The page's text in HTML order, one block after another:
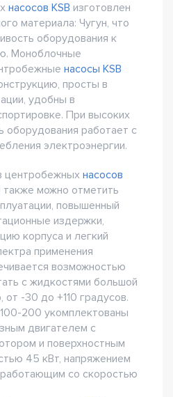
насосов KSB изготовлен
материала: Чугун, что
оборудования к
Моноблочные
насосы KSB
просты в
удобны в
При высоких
оборудования работает с
электроэнергии.
центробежных насосов
можно отметить
повышенный
издержки,
корпуса и легкий
применения
возможностью
с жидкостями большой
от -30 до +110 градусов.
200 укомплектованы
двигателем с
и поверхностным
45 кВт, напряжением
со скоростью